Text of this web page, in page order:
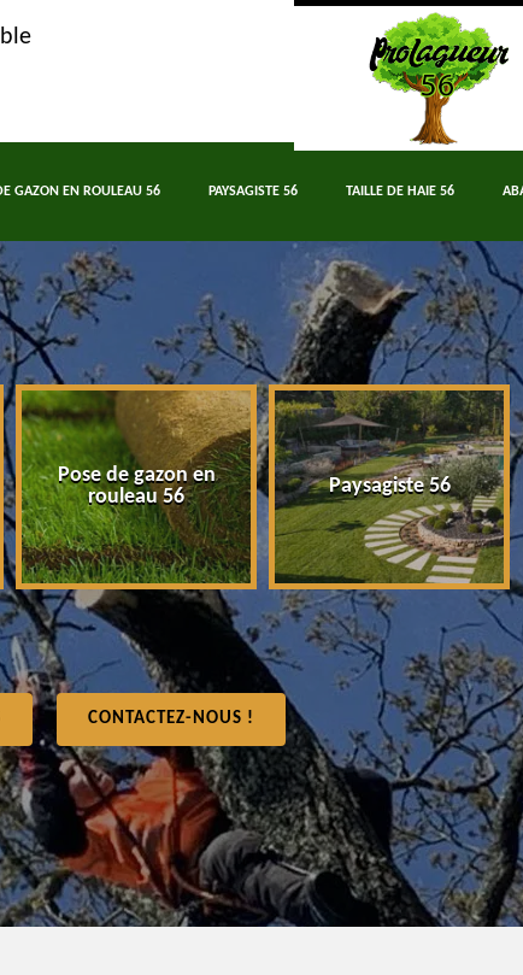
GAZON EN ROULEAU 56 PAYSAGISTE 56 TAILLE DE HAIE 56
Pose de gazon en
rouleau 56
Paysagiste 56
CONTACTEZ-NOUS !